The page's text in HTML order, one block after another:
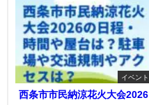
イベント
西条市市民納涼花火大会2026